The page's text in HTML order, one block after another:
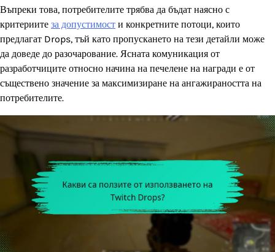
Въпреки това, потребителите трябва да бъдат наясно с
критериите за допустимост и конкретните потоци, които
предлагат Drops, тъй като пропускането на тези детайли може
да доведе до разочарование. Ясната комуникация от
разработчиците относно начина на печелене на награди е от
съществено значение за максимизиране на ангажираността на
потребителите.